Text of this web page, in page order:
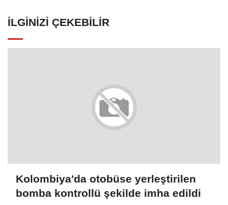
İLGINIZI ÇEKEBILIR
Kolombiya'da otobüse yerleştirilen
bomba kontrollü şekilde imha edildi